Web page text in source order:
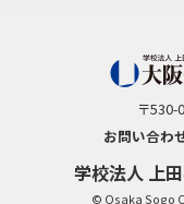
〒
お問い合わ
学校法人 上
© Osaka Sogo